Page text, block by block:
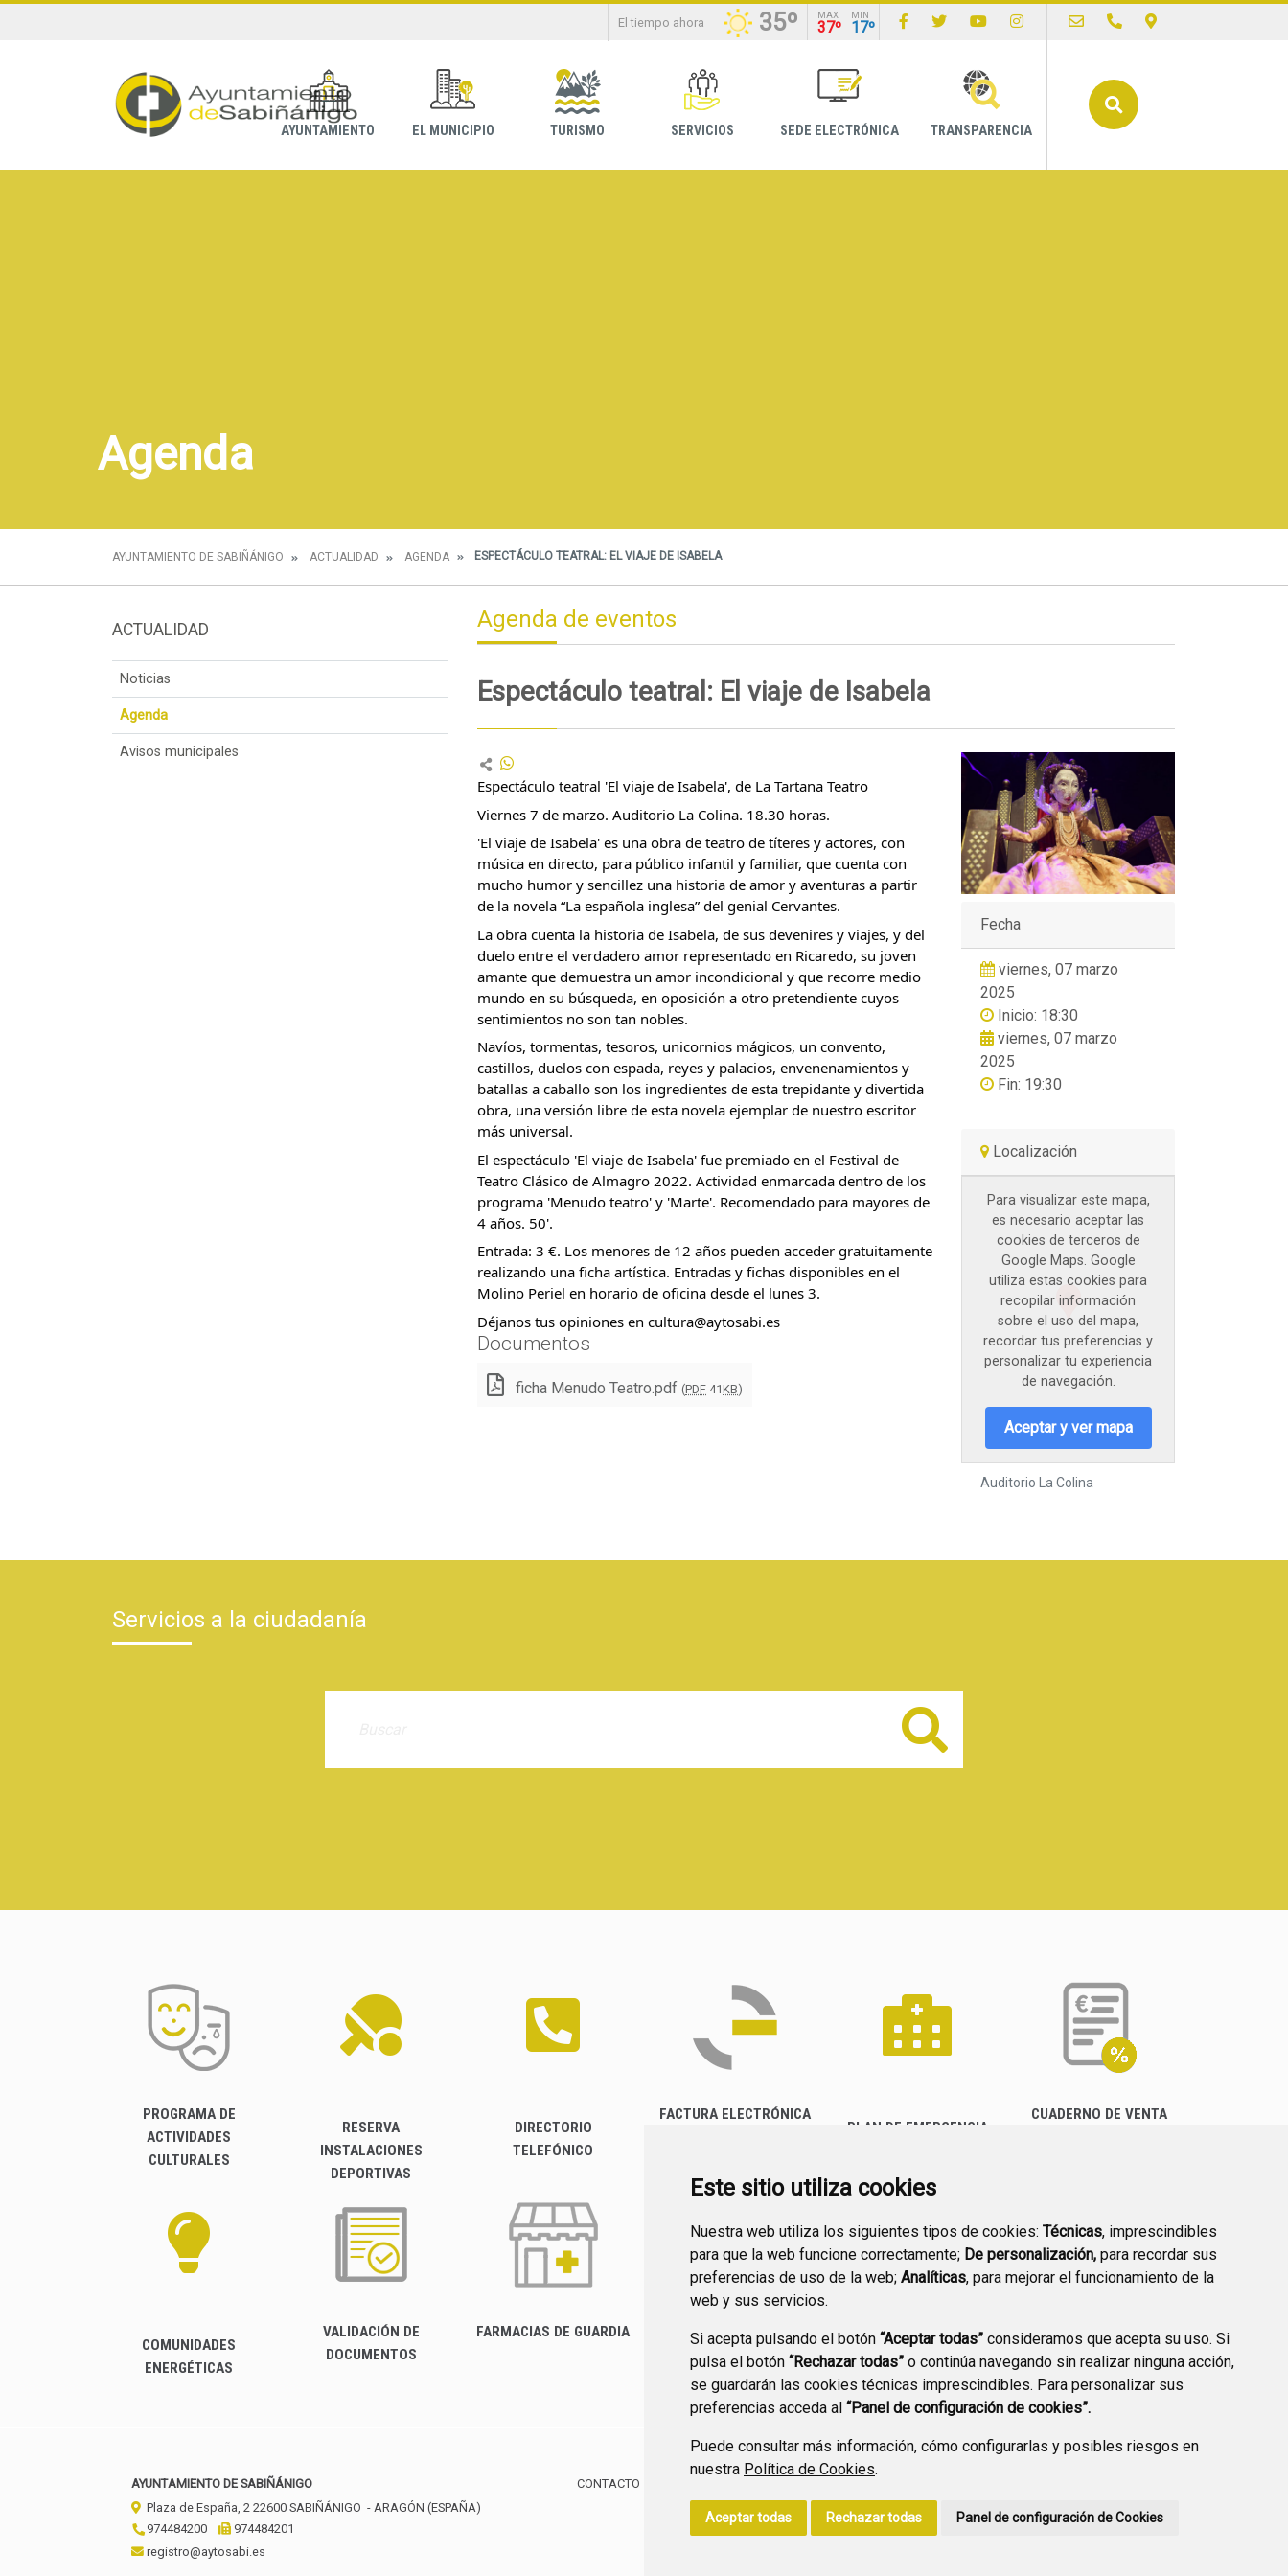
Este sitio utiliza cookies
Nuestra web utiliza los siguientes tipos de cookies: Técnicas, imprescindibles
para que la web funcione correctamente; De personalización, para recordar sus
preferencias de uso de la web; Analíticas, para mejorar el funcionamiento de la
web y sus servicios.
Si acepta pulsando el botón “Aceptar todas” consideramos que acepta su uso. Si
pulsa el botón “Rechazar todas” o continúa navegando sin realizar ninguna acción,
se guardarán las cookies técnicas imprescindibles. Para personalizar sus
preferencias acceda al “Panel de configuración de cookies”.
Puede consultar más información, cómo configurarlas y posibles riesgos en
nuestra Política de Cookies.
Aceptar todas Rechazar todas Panel de configuración de Cookies
El tiempo ahora 35º MAX
37º
MIN
17º
AYUNTAMIENTO EL MUNICIPIO TURISMO SERVICIOS SEDE ELECTRÓNICA TRANSPARENCIA
Agenda
AYUNTAMIENTO DE SABIÑÁNIGO ACTUALIDAD AGENDA ESPECTÁCULO TEATRAL: EL VIAJE DE ISABELA
ACTUALIDAD
Noticias
Agenda
Avisos municipales
Agenda de eventos
Espectáculo teatral: El viaje de Isabela
Espectáculo teatral 'El viaje de Isabela', de La Tartana Teatro
Viernes 7 de marzo. Auditorio La Colina. 18.30 horas.
'El viaje de Isabela' es una obra de teatro de títeres y actores, con
música en directo, para público infantil y familiar, que cuenta con
mucho humor y sencillez una historia de amor y aventuras a partir
de la novela “La española inglesa” del genial Cervantes.
La obra cuenta la historia de Isabela, de sus devenires y viajes, y del
duelo entre el verdadero amor representado en Ricaredo, su joven
amante que demuestra un amor incondicional y que recorre medio
mundo en su búsqueda, en oposición a otro pretendiente cuyos
sentimientos no son tan nobles.
Navíos, tormentas, tesoros, unicornios mágicos, un convento,
castillos, duelos con espada, reyes y palacios, envenenamientos y
batallas a caballo son los ingredientes de esta trepidante y divertida
obra, una versión libre de esta novela ejemplar de nuestro escritor
más universal.
El espectáculo 'El viaje de Isabela' fue premiado en el Festival de
Teatro Clásico de Almagro 2022. Actividad enmarcada dentro de los
programa 'Menudo teatro' y 'Marte'. Recomendado para mayores de
4 años. 50'.
Entrada: 3 €. Los menores de 12 años pueden acceder gratuitamente
realizando una ficha artística. Entradas y fichas disponibles en el
Molino Periel en horario de oficina desde el lunes 3.
Déjanos tus opiniones en cultura@aytosabi.es
Documentos
ficha Menudo Teatro.pdf (PDF 41KB)
Fecha
viernes, 07 marzo
2025
Inicio: 18:30
viernes, 07 marzo
2025
Fin: 19:30
Localización
Para visualizar este mapa,
es necesario aceptar las
cookies de terceros de
Google Maps. Google
utiliza estas cookies para
recopilar información
sobre el uso del mapa,
recordar tus preferencias y
personalizar tu experiencia
de navegación.
Aceptar y ver mapa
Auditorio La Colina
Servicios a la ciudadanía
Buscar
PROGRAMA DE
ACTIVIDADES
CULTURALES
RESERVA
INSTALACIONES
DEPORTIVAS
DIRECTORIO
TELEFÓNICO
FACTURA ELECTRÓNICA
PLAN DE EMERGENCIA
CUADERNO DE VENTA
COMUNIDADES
ENERGÉTICAS
VALIDACIÓN DE
DOCUMENTOS
FARMACIAS DE GUARDIA
CANAL YOUTUBE
PREGUNTAS
FRECUENTES
PLAN DE ACCIÓN LOCAL
2030
AYUNTAMIENTO DE SABIÑÁNIGO
Plaza de España, 2 22600 SABIÑÁNIGO - ARAGÓN (ESPAÑA)
974484200
974484201
registro@aytosabi.es
CONTACTO